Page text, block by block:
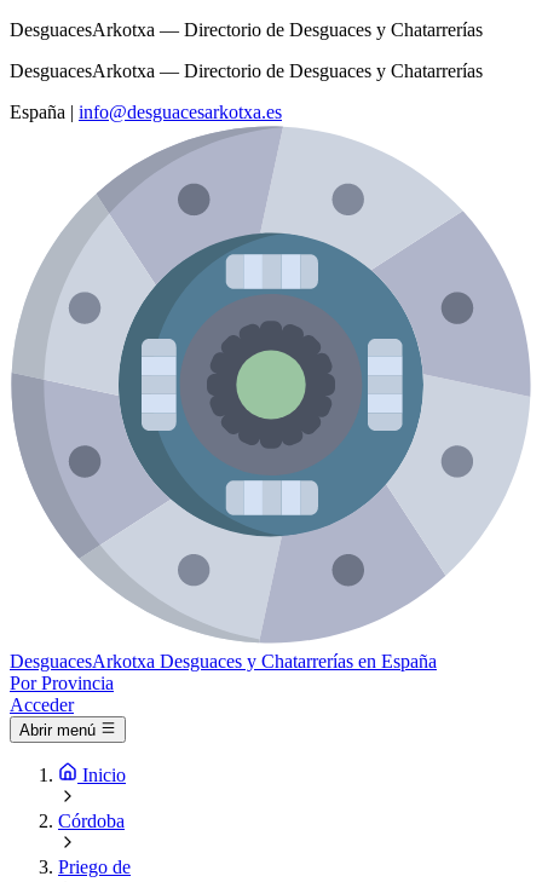
DesguacesArkotxa — Directorio de Desguaces y Chatarrerías
DesguacesArkotxa — Directorio de Desguaces y Chatarrerías
España | info@desguacesarkotxa.es
DesguacesArkotxa Desguaces y Chatarrerías en España
Por Provincia
Acceder
Abrir menú
Inicio
Córdoba
Priego de